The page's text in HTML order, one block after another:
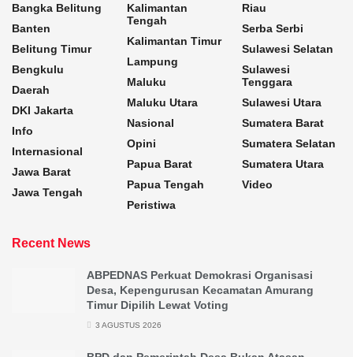
Bangka Belitung
Banten
Belitung Timur
Bengkulu
Daerah
DKI Jakarta
Info
Internasional
Jawa Barat
Jawa Tengah
Kalimantan
Tengah
Kalimantan Timur
Lampung
Maluku
Maluku Utara
Nasional
Opini
Papua Barat
Papua Tengah
Peristiwa
Riau
Serba Serbi
Sulawesi Selatan
Sulawesi
Tenggara
Sulawesi Utara
Sumatera Barat
Sumatera Selatan
Sumatera Utara
Video
Recent News
ABPEDNAS Perkuat Demokrasi Organisasi
Desa, Kepengurusan Kecamatan Amurang
Timur Dipilih Lewat Voting
3 AGUSTUS 2026